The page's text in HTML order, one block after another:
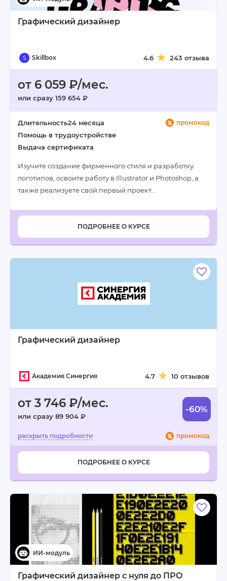
Графический дизайнер
Skillbox 4.6 243 отзыва
от 6 059 ₽/мес.
или сразу 159 654 ₽
промокод
Длительность24 месяца
Помощь в трудоустройстве
Выдача сертификата
Изучите создание фирменного стиля и разработку
логотипов, освоите работу в Illustrator и Photoshop, а
также реализуете свой первый проект…
ПОДРОБНЕЕ О КУРСЕ
Графический дизайнер
Академия Синергия 4.7 10 отзывов
от 3 746 ₽/мес.
или сразу 89 904 ₽
-60%
промокод
ПОДРОБНЕЕ О КУРСЕ
Графический дизайнер с нуля до ПРО